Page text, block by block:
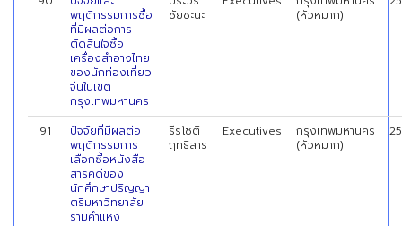
พฤติกรรมการซื้อ
ที่มีผลต่อการ
ตัดสินใจซื้อ
เครื่องสำอางไทย
ของนักท่องเที่ยว
จีนในเขต
กรุงเทพมหานคร
ชัยชะนะ
(หัวหมาก)
91
ปัจจัยที่มีผลต่อ
พฤติกรรมการ
เลือกซื้อหนังสือ
สารคดีของ
นักศึกษาปริญญา
ตรีมหาวิทยาลัย
รามคำแหง
ธีรโชติ
ฤทธิสาร
Executives
กรุงเทพมหานคร
(หัวหมาก)